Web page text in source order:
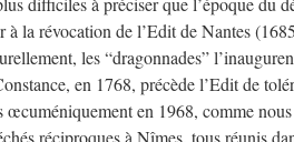
à la révocation de l’Edit de Nantes
les “dragonnades”
en 1768, précède l’Edit de
en 1968, comme
réciproques à Nîmes, tous réunis